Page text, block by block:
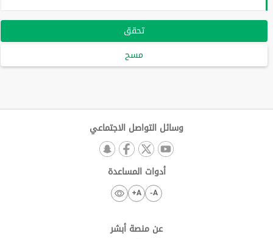
وسائل التواصل الاجتماعي
أدوات المساعدة
A-
A+
عن منصة أبشر